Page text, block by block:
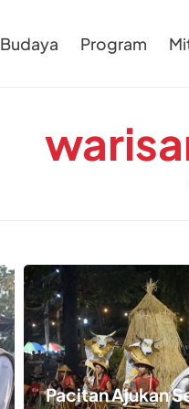
Budaya Program
Pacitan Ajukan